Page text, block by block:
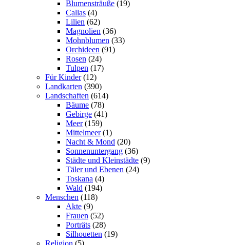
Blumensträuße (19)
Callas (4)
Lilien (62)
Magnolien (36)
Mohnblumen (33)
Orchideen (91)
Rosen (24)
Tulpen (17)
Für Kinder (12)
Landkarten (390)
Landschaften (614)
Bäume (78)
Gebirge (41)
Meer (159)
Mittelmeer (1)
Nacht & Mond (20)
Sonnenuntergang (36)
Städte und Kleinstädte (9)
Täler und Ebenen (24)
Toskana (4)
Wald (194)
Menschen (118)
Akte (9)
Frauen (52)
Porträts (28)
Silhouetten (19)